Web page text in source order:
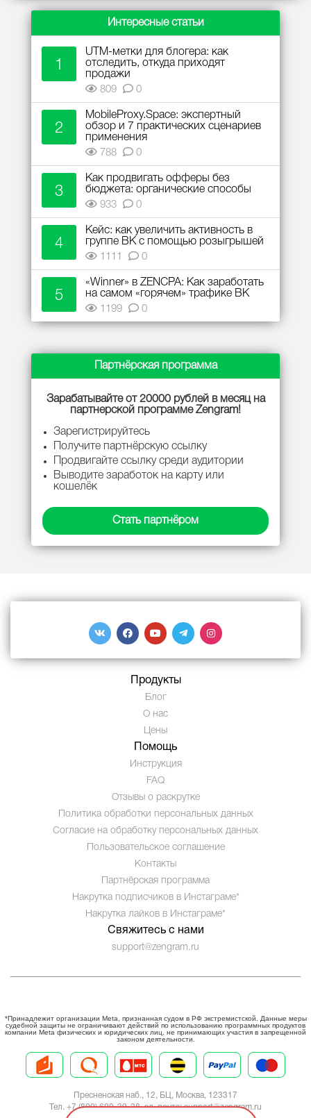
Интересные статьи
1
UTM-метки для блогера: как
отследить, откуда приходят
продажи
809
0
2
MobileProxy.Space: экспертный
обзор и 7 практических сценариев
применения
788
0
3
Как продвигать офферы без
бюджета: органические способы
933
0
4
Кейс: как увеличить активность в
группе ВК с помощью розыгрышей
1111
0
5
«Winner» в ZENCPA: Как заработать
на самом «горячем» трафике ВК
1199
0
Партнёрская программа
Зарабатывайте от 20000 рублей в месяц на
партнерской программе Zengram!
Зарегистрируйтесь
Получите партнёрскую ссылку
Продвигайте ссылку среди аудитории
Выводите заработок на карту или
кошелёк
Стать партнёром
Продукты
Блог
О нас
Цены
Помощь
Инструкция
FAQ
Отзывы о раскрутке
Политика обработки персональных данных
Согласие на обработку персональных данных
Пользовательское соглашение
Контакты
Партнёрская программа
Накрутка подписчиков в Инстаграме*
Накрутка лайков в Инстаграме*
Свяжитесь с нами
support@zengram.ru
*Принадлежит организации Meta, признанная судом в РФ экстремистской. Данные меры
судебной защиты не ограничивают действий по использованию программных продуктов
компании Meta физических и юридических лиц, не принимающих участия в запрещенной
законом деятельности.
Пресненская наб., 12, БЦ, Москва, 123317
Тел. +7 (800) 600-39-28, эл. почта:support@zengram.ru